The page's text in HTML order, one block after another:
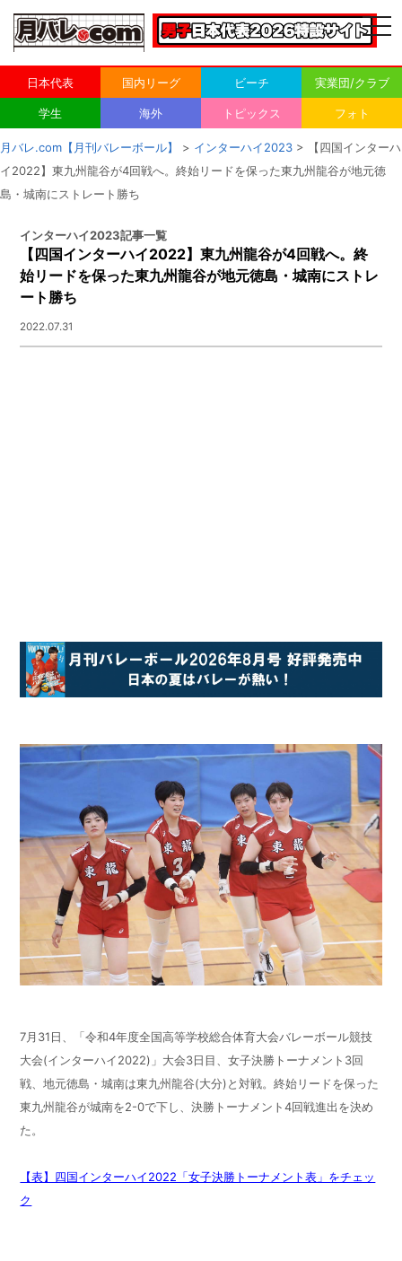
日本代表 国内リーグ ビーチ 実業団/クラブ
学生 海外 トピックス フォト
月バレ.com【月刊バレーボール】 > インターハイ2023 > 【四国インターハ
イ2022】東九州龍谷が4回戦へ。終始リードを保った東九州龍谷が地元徳
島・城南にストレート勝ち
インターハイ2023記事一覧
【四国インターハイ2022】東九州龍谷が4回戦へ。終
始リードを保った東九州龍谷が地元徳島・城南にストレ
ート勝ち
2022.07.31
7月31日、「令和4年度全国高等学校総合体育大会バレーボール競技
大会(インターハイ2022)」大会3日目、女子決勝トーナメント3回
戦、地元徳島・城南は東九州龍谷(大分)と対戦。終始リードを保った
東九州龍谷が城南を2-0で下し、決勝トーナメント4回戦進出を決め
た。
【表】四国インターハイ2022「女子決勝トーナメント表」をチェッ
ク